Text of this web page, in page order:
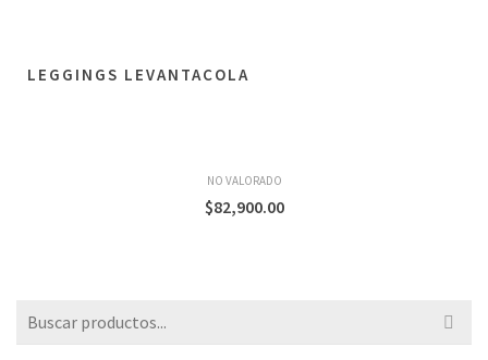
LEGGINGS LEVANTACOLA
NO VALORADO
$82,900.00
Buscar